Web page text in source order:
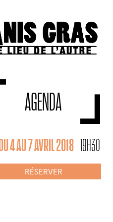
AGENDA
DU 4 AU 7 AVRIL 2018 19H30
RÉSERVER